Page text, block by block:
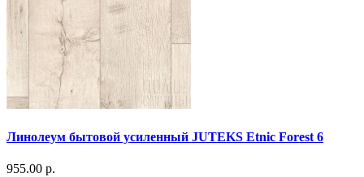
Линолеум бытовой усиленный JUTEKS Etnic Forest 6
955.00 р.